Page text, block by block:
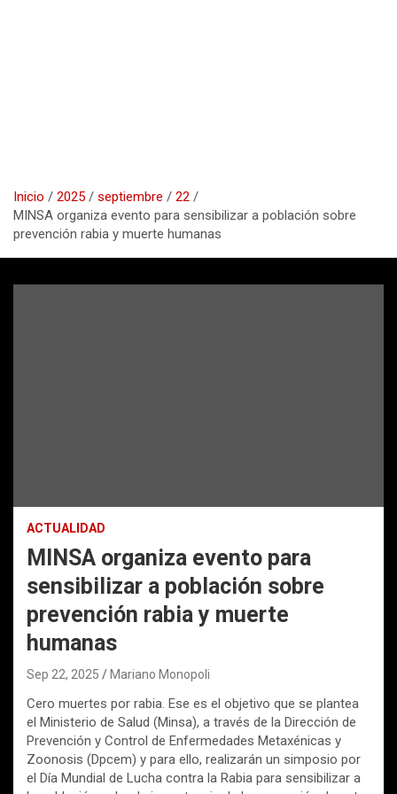
Inicio 2025 septiembre
22
MINSA organiza evento para sensibilizar a población sobre
prevención rabia y muerte humanas
ACTUALIDAD
MINSA organiza evento para
sensibilizar a población sobre
prevención rabia y muerte
humanas
Sep 22, 2025 Mariano Monopoli
Cero muertes por rabia. Ese es el objetivo que se plantea
el Ministerio de Salud (Minsa), a través de la Dirección de
Prevención y Control de Enfermedades Metaxénicas y
Zoonosis (Dpcem) y para ello, realizarán un simposio por
el Día Mundial de Lucha contra la Rabia para sensibilizar a